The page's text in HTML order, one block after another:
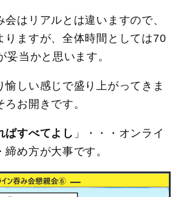
会はリアルとは違いますので、
りますが、全体時間としては70
妥当かと思います。
愉しい感じで盛り上がってきま
ろお開きです。
ばすべてよし 」・・・オンライ
め方が大事です。